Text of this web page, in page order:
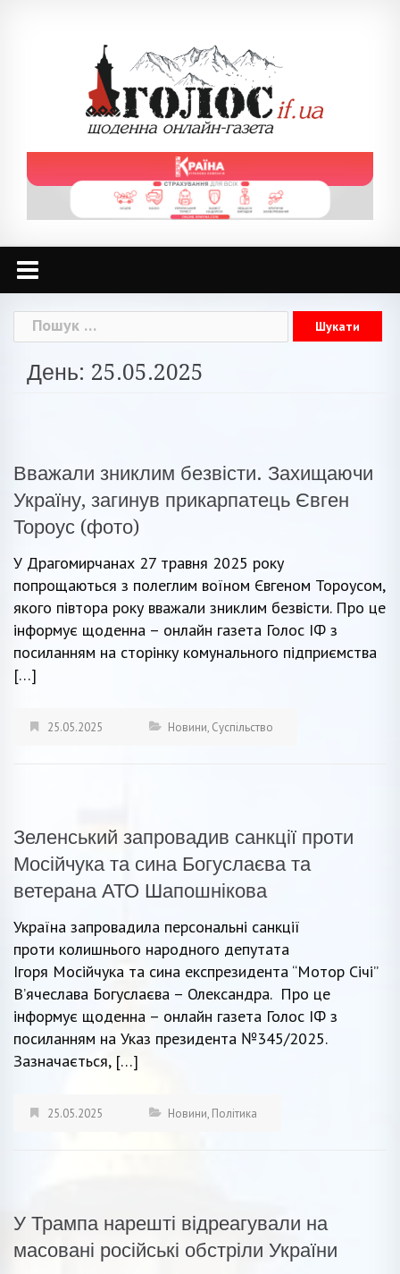
Пошук:
День: 25.05.2025
Вважали зниклим безвісти. Захищаючи
Україну, загинув прикарпатець Євген
Тороус (фото)
У Драгомирчанах 27 травня 2025 року
попрощаються з полеглим воїном Євгеном Тороусом,
якого півтора року вважали зниклим безвісти. Про це
інформує щоденна – онлайн газета Голос ІФ з
посиланням на сторінку комунального підприємства
[…]
25.05.2025 Новини, Суспільство
Зеленський запровадив санкції проти
Мосійчука та сина Богуслаєва та
ветерана АТО Шапошнікова
Україна запровадила персональні санкції
проти колишнього народного депутата
Ігоря Мосійчука та сина експрезидента “Мотор Січі”
В’ячеслава Богуслаєва – Олександра. Про це
інформує щоденна – онлайн газета Голос ІФ з
посиланням на Указ президента №345/2025.
Зазначається, […]
25.05.2025 Новини, Політика
У Трампа нарешті відреагували на
масовані російські обстріли України